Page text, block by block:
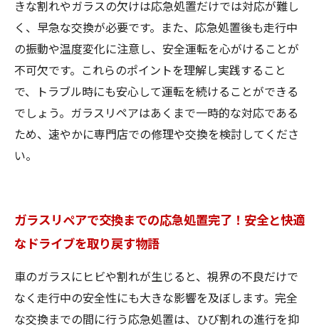
きな割れやガラスの欠けは応急処置だけでは対応が難し
く、早急な交換が必要です。また、応急処置後も走行中
の振動や温度変化に注意し、安全運転を心がけることが
不可欠です。これらのポイントを理解し実践すること
で、トラブル時にも安心して運転を続けることができる
でしょう。ガラスリペアはあくまで一時的な対応である
ため、速やかに専門店での修理や交換を検討してくださ
い。
ガラスリペアで交換までの応急処置完了！安全と快適
なドライブを取り戻す物語
車のガラスにヒビや割れが生じると、視界の不良だけで
なく走行中の安全性にも大きな影響を及ぼします。完全
な交換までの間に行う応急処置は、ひび割れの進行を抑